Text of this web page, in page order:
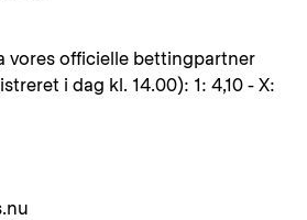
vores officielle bettingpartner
i dag kl. 14.00): 1: 4,10 - X: